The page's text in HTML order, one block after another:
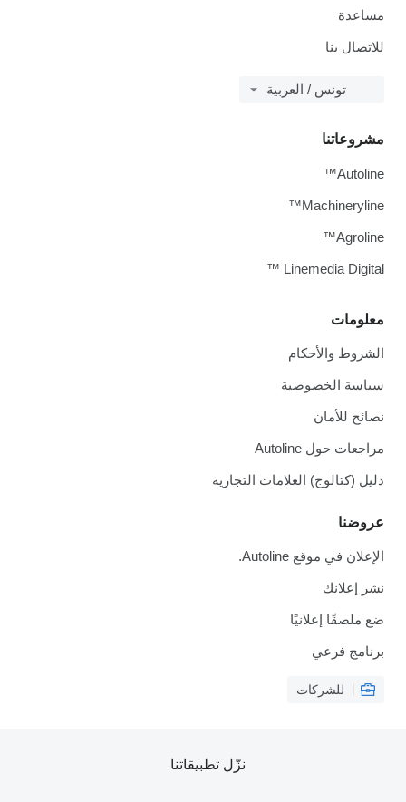
مساعدة
للاتصال بنا
تونس / العربية
معلومات
الشروط والأحكام
سياسة الخصوصية
نصائح للأمان
مراجعات حول Autoline
دليل (كتالوج) العلامات التجارية
عروضنا
الإعلان في موقع Autoline.
نشر إعلانك
ضع ملصقًا إعلانيًا
برنامج فرعي
للشركات
مشروعاتنا
Autoline™
Machineryline™
Agroline™
Linemedia Digital ™
نزّل تطبيقاتنا